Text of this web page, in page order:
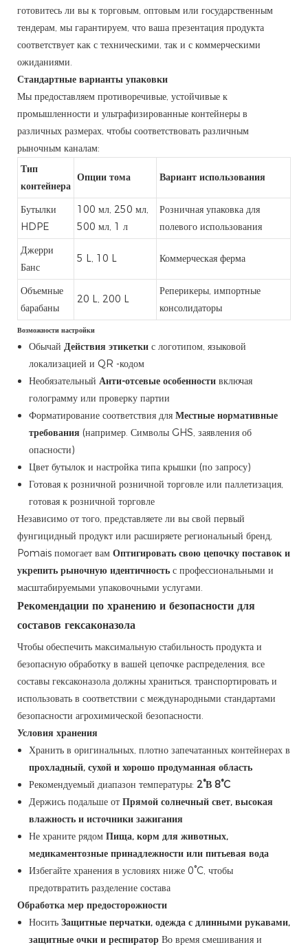
готовитесь ли вы к торговым, оптовым или государственным
тендерам, мы гарантируем, что ваша презентация продукта
соответствует как с техническими, так и с коммерческими
ожиданиями.
Стандартные варианты упаковки
Мы предоставляем противоречивые, устойчивые к
промышленности и ультрафизированные контейнеры в
различных размерах, чтобы соответствовать различным
рыночным каналам:
Тип
контейнера
Опции тома Вариант использования
Бутылки
HDPE
100 мл, 250 мл,
500 мл, 1 л
Розничная упаковка для
полевого использования
Джерри
Банс
5 L, 10 L Коммерческая ферма
Объемные
барабаны
20 L, 200 L
Реперикеры, импортные
консолидаторы
Возможности настройки
Обычай Действия этикетки с логотипом, языковой
локализацией и QR -кодом
Необязательный Анти-отсевые особенности включая
голограмму или проверку партии
Форматирование соответствия для Местные нормативные
требования (например. Символы GHS, заявления об
опасности)
Цвет бутылок и настройка типа крышки (по запросу)
Готовая к розничной розничной торговле или паллетизация,
готовая к розничной торговле
Независимо от того, представляете ли вы свой первый
фунгицидный продукт или расширяете региональный бренд,
Pomais помогает вам Оптигировать свою цепочку поставок и
укрепить рыночную идентичность с профессиональными и
масштабируемыми упаковочными услугами.
Рекомендации по хранению и безопасности для
составов гексаконазола
Чтобы обеспечить максимальную стабильность продукта и
безопасную обработку в вашей цепочке распределения, все
составы гексаконазола должны храниться, транспортировать и
использовать в соответствии с международными стандартами
безопасности агрохимической безопасности.
Условия хранения
Хранить в оригинальных, плотно запечатанных контейнерах в
прохладный, сухой и хорошо продуманная область
Рекомендуемый диапазон температуры: 2°В 8°C
Держись подальше от Прямой солнечный свет, высокая
влажность и источники зажигания
Не храните рядом Пища, корм для животных,
медикаментозные принадлежности или питьевая вода
Избегайте хранения в условиях ниже 0°C, чтобы
предотвратить разделение состава
Обработка мер предосторожности
Носить Защитные перчатки, одежда с длинными рукавами,
защитные очки и респиратор Во время смешивания и